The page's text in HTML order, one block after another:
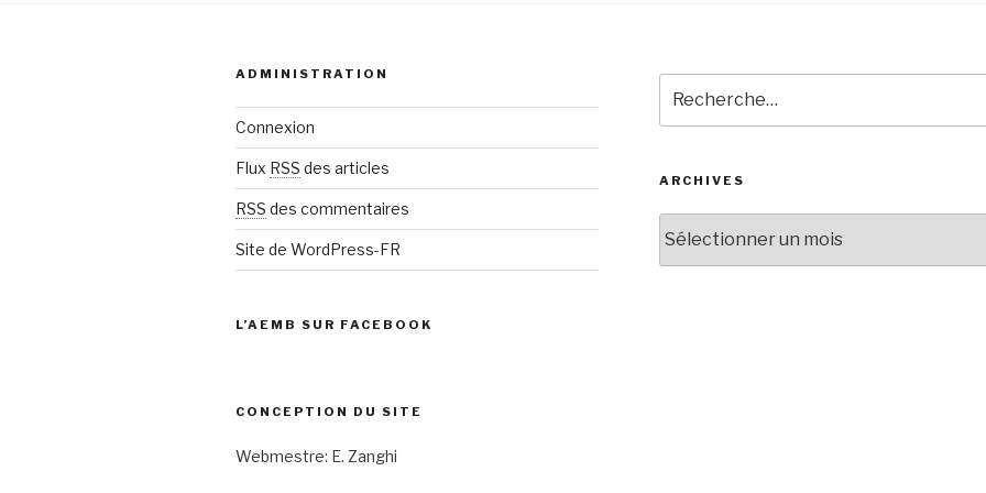
ADMINISTRATION
Connexion
Flux RSS des articles
RSS des commentaires
Site de WordPress-FR
L’AEMB SUR FACEBOOK
CONCEPTION DU SITE
Webmestre: E. Zanghi
pour
ARCHIVES